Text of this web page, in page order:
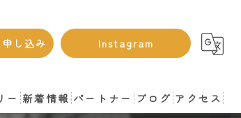
し込み Instagram
ー 新着情報 パートナー ブログ アクセス